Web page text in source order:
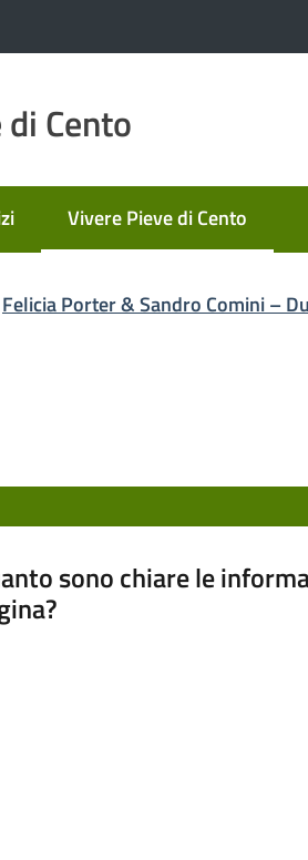
Cento
Vivere Pieve di Cento
Menu selezionato
Felicia Porter & Sandro Comini –
sono chiare le